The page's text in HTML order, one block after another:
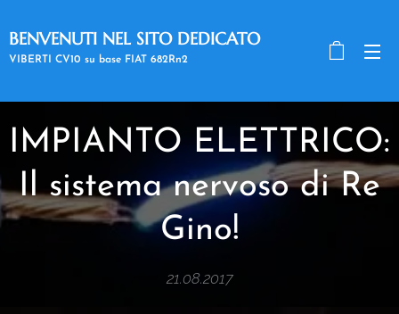
BENVENUTI NEL SITO DEDICATO
A RE GINO
VIBERTI CV10 su base FIAT 682Rn2
IMPIANTO ELETTRICO:
Il sistema nervoso di Re
Gino!
21.08.2017